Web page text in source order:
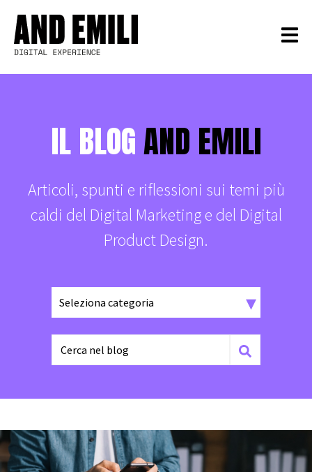
IL BLOGAND EMILI
Articoli, spunti e riflessioni sui temi più
caldi del Digital Marketing e del Digital
Product Design.